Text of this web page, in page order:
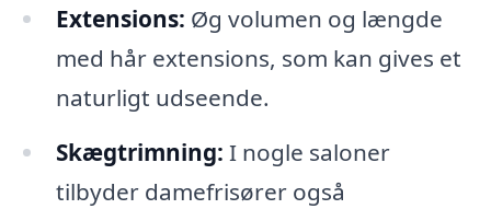
Extensions: Øg volumen og længde
med hår extensions, som kan gives et
naturligt udseende.
Skægtrimning: I nogle saloner
tilbyder damefrisører også